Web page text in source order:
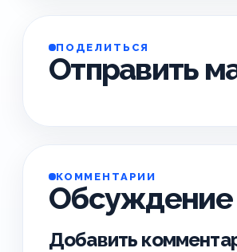
ПОДЕЛИТЬСЯ
Отправить
КОММЕНТАРИИ
Обсуждение
Добавить